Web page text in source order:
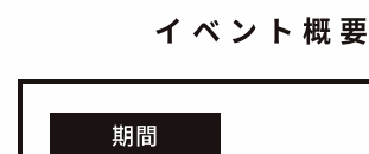
イベント概要
期間